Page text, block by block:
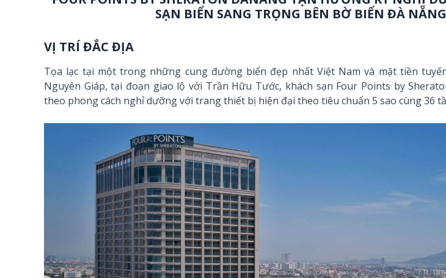
SẠN BIỂN SANG TRỌNG BÊN BỜ BIỂN ĐÀ NẴNG
VỊ TRÍ ĐẮC ĐỊA
Tọa lạc tại một trong những cung đường biển đẹp nhất Việt Nam và mặt tiền
Nguyên Giáp, tại đoạn giao lộ với Trần Hữu Tước, khách sạn Four Points by
theo phong cách nghỉ dưỡng với trang thiết bị hiện đại theo tiêu chuẩn 5 sao cùng 36